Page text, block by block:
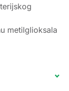
metilglioksala